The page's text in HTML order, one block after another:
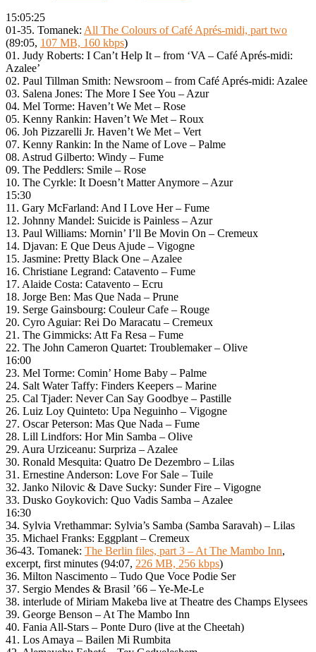
15:05:25
01-35. Tomanek: All The Colours of Café Aprés-midi, part two
(89:05, 107 MB, 160 kbps)
01. Judy Roberts: I Can’t Help It – from ‘VA – Café Aprés-midi:
Azalee’
02. Paul Tillman Smith: Newsroom – from Café Aprés-midi: Azalee
03. Salena Jones: The More I See You – Azur
04. Mel Torme: Haven’t We Met – Rose
05. Kenny Rankin: Haven’t We Met – Roux
06. Joh Pizzarelli Jr. Haven’t We Met – Vert
07. Kenny Rankin: In the Name of Love – Palme
08. Astrud Gilberto: Windy – Fume
09. The Peddlers: Smile – Rose
10. The Cyrkle: It Doesn’t Matter Anymore – Azur
15:30
11. Gary McFarland: And I Love Her – Fume
12. Johnny Mandel: Suicide is Painless – Azur
13. Paul Williams: Mornin’ I’ll Be Movin On – Cremeux
14. Djavan: E Que Deus Ajude – Vigogne
15. Jasmine: Pretty Black One – Azalee
16. Christiane Legrand: Catavento – Fume
17. Alaide Costa: Catavento – Ecru
18. Jorge Ben: Mas Que Nada – Prune
19. Serge Gainsbourg: Couleur Cafe – Rouge
20. Cyro Aguiar: Rei Do Maracatu – Cremeux
21. The Gimmicks: Att Fa Resa – Fume
22. The John Cameron Quartet: Troublemaker – Olive
16:00
23. Mel Torme: Comin’ Home Baby – Palme
24. Salt Water Taffy: Finders Keepers – Marine
25. Cal Tjader: Never Can Say Goodbye – Pastille
26. Luiz Loy Quinteto: Upa Neguinho – Vigogne
27. Oscar Peterson: Mas Que Nada – Fume
28. Lill Lindfors: Hor Min Samba – Olive
29. Aura Urziceanu: Surpriza – Azalee
30. Ronald Mesquita: Quatro De Dezembro – Lilas
31. Ernestine Anderson: Love For Sale – Tuile
32. Janko Nilovic & Dave Sucky: Sunder Fire – Vigogne
33. Dusko Goykovich: Quo Vadis Samba – Azalee
16:30
34. Sylvia Vrethammar: Sylvia’s Samba (Samba Saravah) – Lilas
35. Michael Franks: Eggplant – Cremeux
36-43. Tomanek: The Berlin files, part 3 – At The Mambo Inn,
excerpt, first minutes (94:07, 226 MB, 256 kbps)
36. Milton Nascimento – Tudo Que Voce Podie Ser
37. Sergio Mendes & Brasil ’66 – Ye-Me-Le
38. interlude of Miriam Makeba live at Theatre des Champs Elysees
39. George Benson – At The Mambo Inn
40. Fania All-Stars – Ponte Duro (live at the Cheetah)
41. Los Amaya – Bailen Mi Rumbita